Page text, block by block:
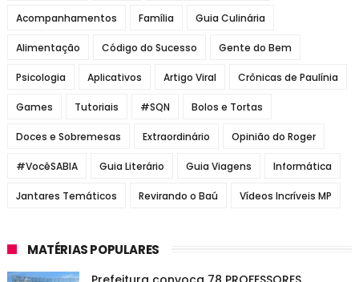
Acompanhamentos Família Guia Culinária
Alimentação Código do Sucesso Gente do Bem
Psicologia Aplicativos Artigo Viral Crônicas de Paulínia
Games Tutoriais #SQN Bolos e Tortas
Doces e Sobremesas Extraordinário Opinião do Roger
#VocêSABIA Guia Literário Guia Viagens Informática
Jantares Temáticos Revirando o Baú Vídeos Incríveis MP
MATÉRIAS POPULARES